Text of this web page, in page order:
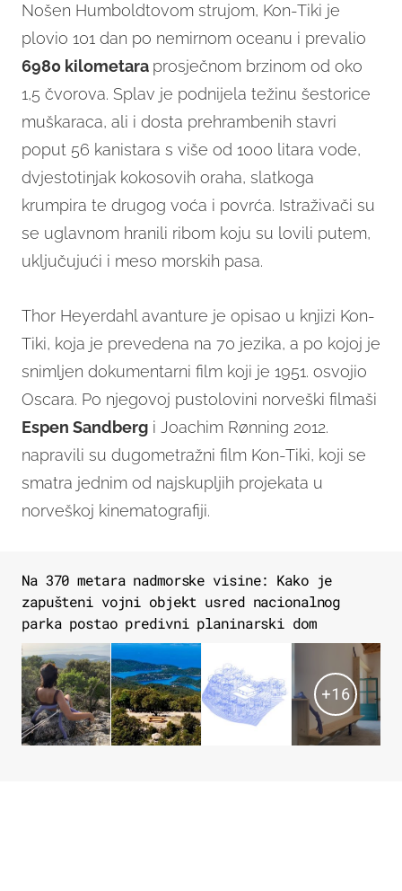
Nošen Humboldtovom strujom, Kon-Tiki je
plovio 101 dan po nemirnom oceanu i prevalio
6980 kilometara prosječnom brzinom od oko
1,5 čvorova. Splav je podnijela težinu šestorice
muškaraca, ali i dosta prehrambenih stavri
poput 56 kanistara s više od 1000 litara vode,
dvjestotinjak kokosovih oraha, slatkoga
krumpira te drugog voća i povrća. Istraživači su
se uglavnom hranili ribom koju su lovili putem,
uključujući i meso morskih pasa.
Thor Heyerdahl avanture je opisao u knjizi Kon-
Tiki, koja je prevedena na 70 jezika, a po kojoj je
snimljen dokumentarni film koji je 1951. osvojio
Oscara. Po njegovoj pustolovini norveški filmaši
Espen Sandberg i Joachim Rønning 2012.
napravili su dugometražni film Kon-Tiki, koji se
smatra jednim od najskupljih projekata u
norveškoj kinematografiji.
Na 370 metara nadmorske visine: Kako je
zapušteni vojni objekt usred nacionalnog
parka postao predivni planinarski dom
+16